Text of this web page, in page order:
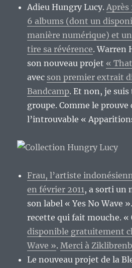
Adieu Hungry Lucy.Après
6 albums (dont un
manière numérique) et
tire sa révérence. Warren
son nouveau projet «
avec son premier extrait
Bandcamp. Et non, je
groupe. Comme le
l’introuvable «
Frau, l’artiste
en février 2011, a sorti un
son label « Yes No Wave
recette qui fait mouche. «
disponible gratuitement
Wave ».Merci à
Le nouveau projet de la